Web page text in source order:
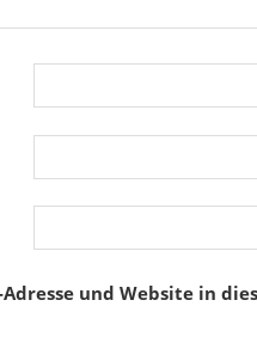
Adresse und Website in